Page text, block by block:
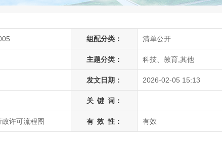
组配分类： 清单公开
主题分类： 科技、教育,其他
发文日期： 2026-02-05 15:13
关 键 词：
许可流程图 有 效 性： 有效